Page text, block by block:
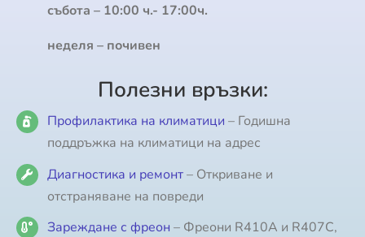
събота – 10:00 ч.- 17:00ч.
неделя – почивен
Полезни връзки:
Профилактика на климатици – Годишна
поддръжка на климатици на адрес
Диагностика и ремонт– Откриване и
отстраняване на повреди
Зареждане с фреон – Фреони R410A и R407C,